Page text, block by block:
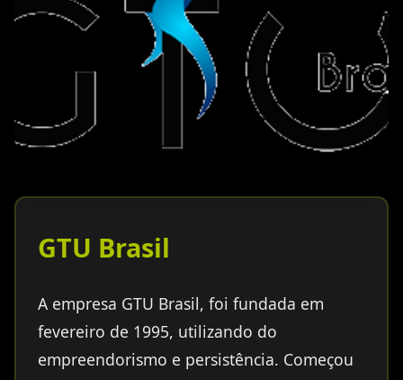
GTU Brasil
A empresa GTU Brasil, foi fundada em
fevereiro de 1995, utilizando do
empreendorismo e persistência. Começou